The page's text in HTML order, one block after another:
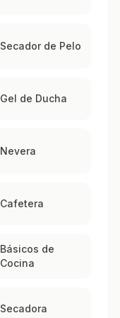
Secador de Pelo
Gel de Ducha
Nevera
Cafetera
Básicos de
Cocina
Secadora